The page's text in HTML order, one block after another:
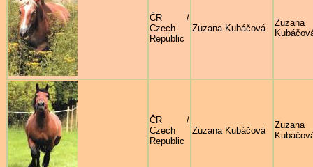
ČR /
Czech
Republic
Zuzana Kubáčová
Zuzana
ČR /
Czech
Republic
Zuzana Kubáčová
Zuzana